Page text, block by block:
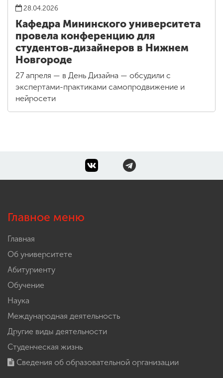
28.04.2026
Кафедра Мининского университета
провела конференцию для
студентов-дизайнеров в Нижнем
Новгороде
27 апреля — в День Дизайна — обсудили с
экспертами-практиками самопродвижение и
нейросети
Главное меню
Главная
Об университете
Абитуриенту
Обучение
Наука
Международная деятельность
Другие виды деятельности
Студенческая жизнь
Сведения об образовательной организации